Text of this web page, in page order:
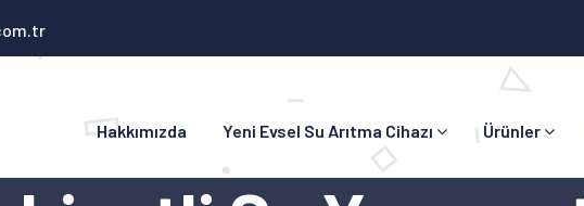
Hakkımızda Yeni Evsel Su Arıtma Cihazı Ürünler